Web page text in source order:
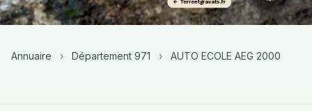
Annuaire › Département 971 › AUTO ECOLE AEG 2000